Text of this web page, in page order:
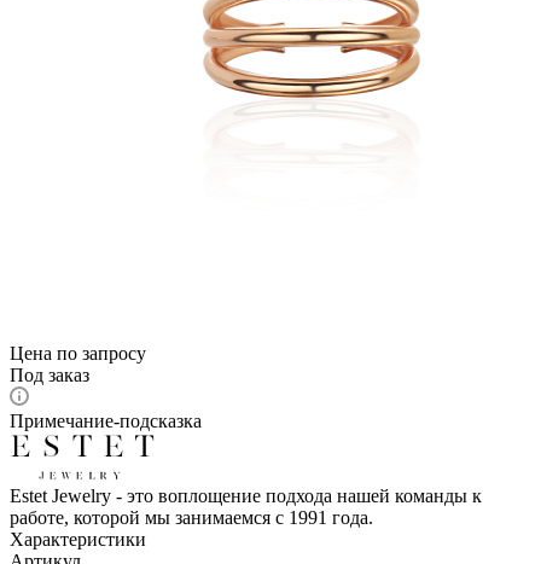
Цена по запросу
Под заказ
Примечание-подсказка
Estet Jewelry - это воплощение подхода нашей команды к
работе, которой мы занимаемся с 1991 года.
Характеристики